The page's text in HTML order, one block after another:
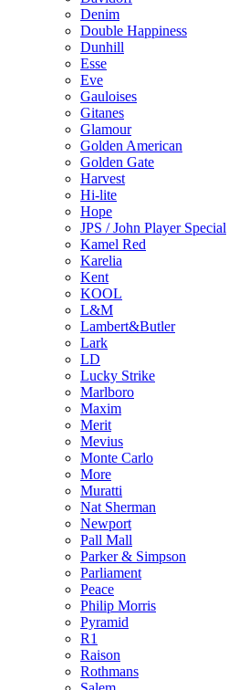
Denim
Double Happiness
Dunhill
Esse
Eve
Gauloises
Gitanes
Glamour
Golden American
Golden Gate
Harvest
Hi-lite
Hope
JPS / John Player Special
Kamel Red
Karelia
Kent
KOOL
L&M
Lambert&Butler
Lark
LD
Lucky Strike
Marlboro
Maxim
Merit
Mevius
Monte Carlo
More
Muratti
Nat Sherman
Newport
Pall Mall
Parker & Simpson
Parliament
Peace
Philip Morris
Pyramid
R1
Raison
Rothmans